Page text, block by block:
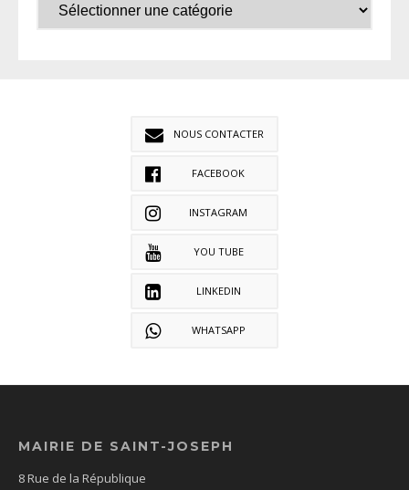
NOUS CONTACTER
FACEBOOK
INSTAGRAM
YOU TUBE
LINKEDIN
WHATSAPP
MAIRIE DE SAINT-JOSEPH
8 Rue de la République